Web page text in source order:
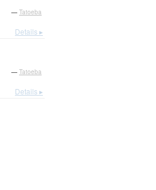
— Tatoeba
Details ▸
— Tatoeba
Details ▸